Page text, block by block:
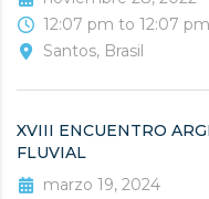
12:07 pm to 12:07 pm
Santos, Brasil
XVIII ENCUENTRO
FLUVIAL
marzo 19, 2024